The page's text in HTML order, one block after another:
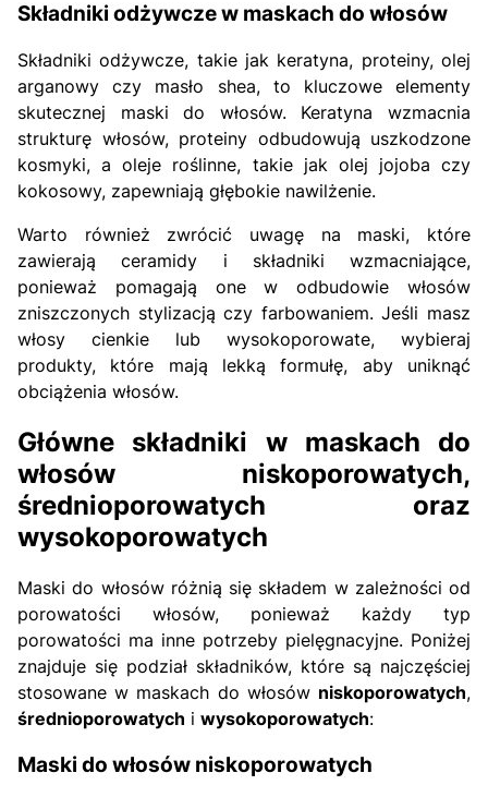
Składniki odżywcze w maskach do włosów
Składniki odżywcze, takie jak keratyna, proteiny, olej
arganowy czy masło shea, to kluczowe elementy
skutecznej maski do włosów. Keratyna wzmacnia
strukturę włosów, proteiny odbudowują uszkodzone
kosmyki, a oleje roślinne, takie jak olej jojoba czy
kokosowy, zapewniają głębokie nawilżenie.
Warto również zwrócić uwagę na maski, które
zawierają ceramidy i składniki wzmacniające,
ponieważ pomagają one w odbudowie włosów
zniszczonych stylizacją czy farbowaniem. Jeśli masz
włosy cienkie lub wysokoporowate, wybieraj
produkty, które mają lekką formułę, aby uniknąć
obciążenia włosów.
Główne składniki w maskach do
włosów niskoporowatych,
średnioporowatych oraz
wysokoporowatych
Maski do włosów różnią się składem w zależności od
porowatości włosów, ponieważ każdy typ
porowatości ma inne potrzeby pielęgnacyjne. Poniżej
znajduje się podział składników, które są najczęściej
stosowane w maskach do włosów niskoporowatych,
średnioporowatych i wysokoporowatych:
Maski do włosów niskoporowatych